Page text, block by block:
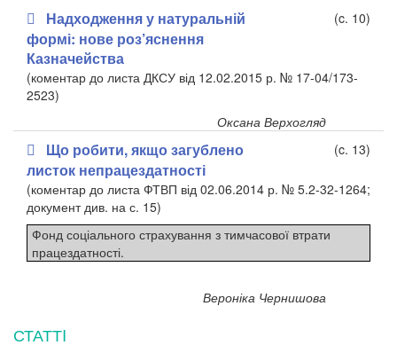
Надходження у натуральній
формі: нове роз’яснення
Казначейства
(c. 10)
(коментар до листа ДКСУ від 12.02.2015 р. № 17-04/173-
2523)
Оксана Верхогляд
Що робити, якщо загублено
листок непрацездатності
(c. 13)
(коментар до листа ФТВП від 02.06.2014 р. № 5.2-32-1264;
документ див. на с. 15)
Фонд соціального страхування з тимчасової втрати
працездатності.
Вероніка Чернишова
СТАТТI